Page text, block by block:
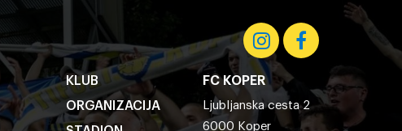
KLUB
ORGANIZACIJA
FC KOPER
Ljubljanska cesta 2
6000 Koper